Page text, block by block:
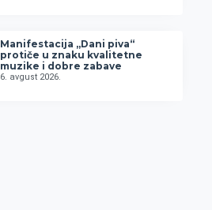
Manifestacija „Dani piva“
protiče u znaku kvalitetne
muzike i dobre zabave
6. avgust 2026.